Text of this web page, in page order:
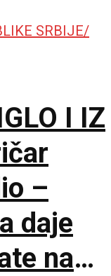
I IZ
–
daje
na